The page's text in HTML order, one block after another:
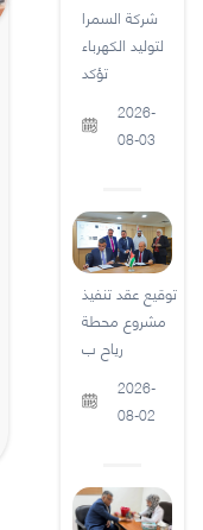
شركة السمرا
لتوليد الكهرباء
تؤكد
2026-
08-03
توقيع عقد تنفيذ
مشروع محطة
رياح ب
2026-
08-02